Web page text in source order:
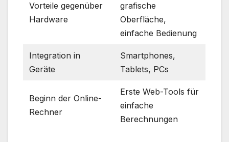
Vorteile gegenüber
Hardware
grafische
Oberfläche,
einfache Bedienung
Integration in
Geräte
Smartphones,
Tablets, PCs
Beginn der Online-
Rechner
Erste Web-Tools für
einfache
Berechnungen